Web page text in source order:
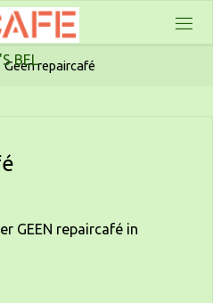
'S BEL
Geen repaircafé
GEEN repaircafé in